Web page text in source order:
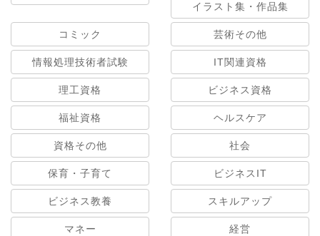
イラスト集・作品集
コミック 芸術その他
情報処理技術者試験 IT関連資格
理工資格 ビジネス資格
福祉資格 ヘルスケア
資格その他 社会
保育・子育て ビジネスIT
ビジネス教養 スキルアップ
マネー 経営